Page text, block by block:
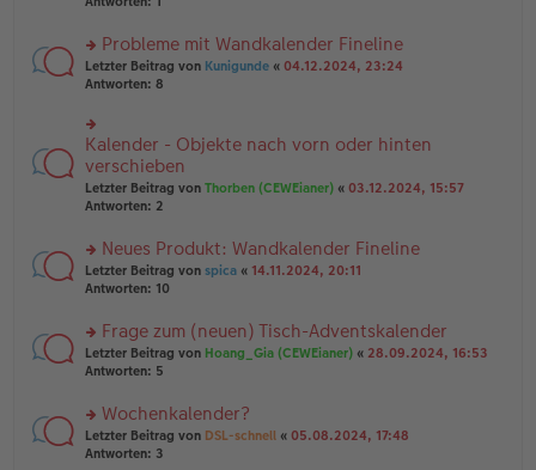
g
e
er
B
ei
tr
g
n
el
es
e
er
B
ei
tr
a
g
rs
te
u
n
g
el
es
e
er
B
ei
tr
g
Probleme mit Wandkalender Fineline
Letzter Beitrag von Kunigunde « 04.12.2024, 23:24
Antworten: 8
rs
te
r
u
n
el
es
e
B
ei
tr
g
Kalender - Objekte nach vorn oder hinten
verschieben
Letzter Beitrag von Thorben (CEWEianer) « 03.12.2024, 15:57
Antworten: 2
rs
te
n
g
el
e
n
er
Neues Produkt: Wandkalender Fineline
Letzter Beitrag von spica « 14.11.2024, 20:11
Antworten: 10
rs
te
n
g
el
Frage zum (neuen) Tisch-Adventskalender
Letzter Beitrag von Hoang_Gia (CEWEianer) « 28.09.2024, 16:53
Antworten: 5
rs
te
Wochenkalender?
Letzter Beitrag von DSL-schnell « 05.08.2024, 17:48
Antworten: 3